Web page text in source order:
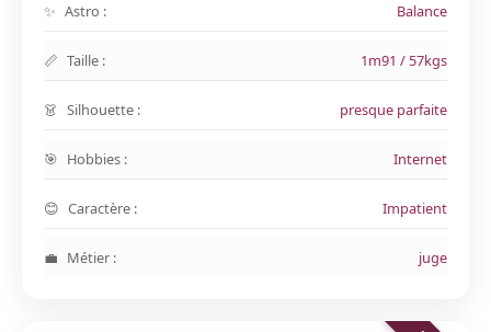
Astro : Balance
Taille : 1m91 / 57kgs
Silhouette : presque parfaite
Hobbies : Internet
Caractère : Impatient
Métier : juge